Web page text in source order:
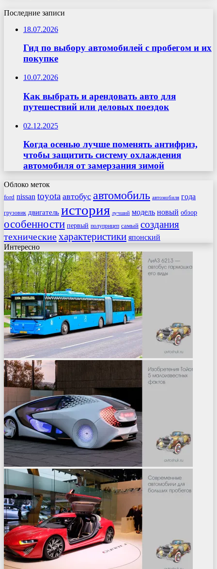
Последние записи
18.07.2026
Гид по выбору автомобилей с пробегом и их
покупке
10.07.2026
Как выбрать и арендовать авто для
путешествий или деловых поездок
02.12.2025
Когда осенью лучше поменять антифриз,
чтобы защитить систему охлаждения
автомобиля от замерзания зимой
Облоко меток
ford nissan toyota автобус автомобиль автомобиля года
грузовик двигатель история лучший модель новый обзор
особенности первый полуприцеп самый создания
техническиехарактеристики японский
Интересно